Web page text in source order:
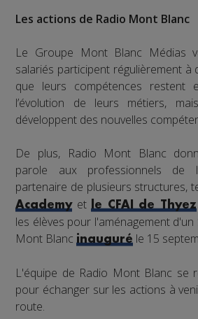
Les actions de Radio Mont Blanc
Le Groupe Mont Blanc Médias
salariés participent régulièrement
que leurs compétences restent
l’évolution de leurs métiers,
développent des nouvelles
De plus, Radio Mont Blanc
parole aux professionnels de
partenaire de plusieurs structures,
Academyet le CFAI de Thyez
les élèves pour l'aménagement
Mont Blancinauguré le 15
L'équipe de Radio Mont Blanc se
pour échanger sur les actions à
route.